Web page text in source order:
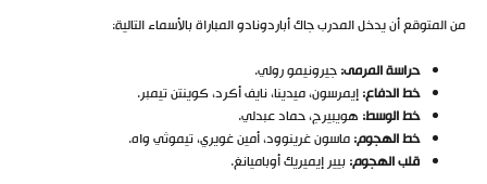
من المتوقع أن يدخل المدرب جاك أباردونادو المباراة بالأسماء التالية:
حراسة المرمى:جيرونيمو رولي.
خط الدفاع:إيمرسون، ميدينا، نايف أكرد، كوينتن تيمبر.
خط الوسط: هويبيرج، حماد عبدلي.
خط الهجوم:ماسون غرينوود، أمين غويري، تيموثي واه.
قلب الهجوم:بيير إيميريك أوباميانغ.